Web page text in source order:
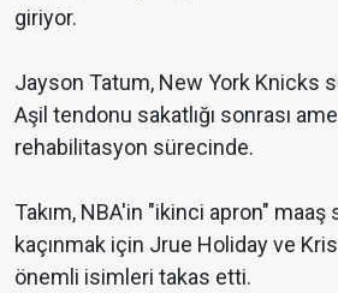
giriyor.
Jayson Tatum, New York Knicks
Aşil tendonu sakatlığı sonrası
rehabilitasyon sürecinde.
Takım, NBA'in "ikinci apron" maaş
kaçınmak için Jrue Holiday ve
önemli isimleri takas etti.